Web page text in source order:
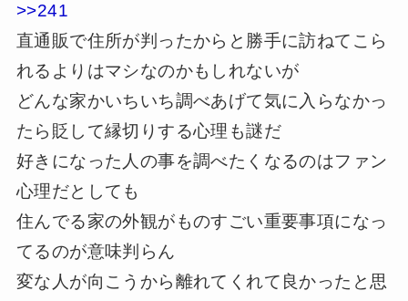
>>241
直通販で住所が判ったからと勝手に訪ねてこら
れるよりはマシなのかもしれないが
どんな家かいちいち調べあげて気に入らなかっ
たら貶して縁切りする心理も謎だ
好きになった人の事を調べたくなるのはファン
心理だとしても
住んでる家の外観がものすごい重要事項になっ
てるのが意味判らん
変な人が向こうから離れてくれて良かったと思